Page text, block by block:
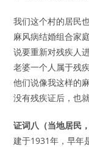
我们这个村的居民
麻风病结婚组合家
说要重新对残疾人
老婆一个人属于残
他们说像我这样的
没有残疾证后，也
证词八（当地居民
建于1931年，早年